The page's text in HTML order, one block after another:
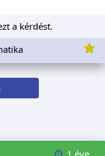
a kérdést.
1 éve